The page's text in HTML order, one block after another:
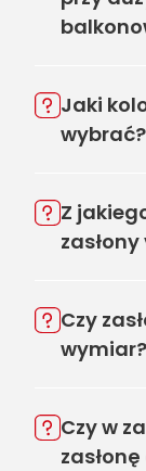
Jaki
wybrać?
Z
Czy
wymiar?
Czy w